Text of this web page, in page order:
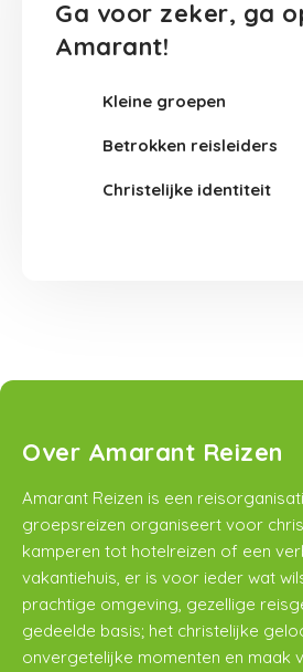
Ga voor zeker, ga
Amarant!
Kleine groepen
Betrokken reisleiders
Christelijke identiteit
Over Amarant Reizen
Amarant Reizen is een
groepsreizen organiseert voor
kamperen tot hotelreizen of een
vakantiehuis, er is voor ieder wat
prachtige omgeving, gezellige
gedeelde basis; het christelijke
onvergetelijke momenten en maak